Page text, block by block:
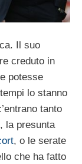
Il suo
creduto in
potesse
lo stanno
tanto
, la presunta
, o le serate
che ha fatto